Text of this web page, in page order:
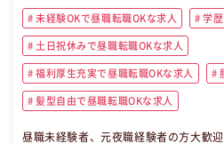
未経験OKで昼職転職OKな求人 学
土日祝休みで昼職転職OKな求人
福利厚生充実で昼職転職OKな求人
髪型自由で昼職転職OKな求人
昼職未経験者、元夜職経験者の方大歓